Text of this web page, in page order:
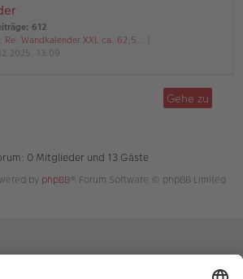
: 612
Re: Wandkalender XXL ca. 62,5…
13:09
Gehe zu
0 Mitglieder und 13 Gäste
by phpBB® Forum Software © phpBB Limited